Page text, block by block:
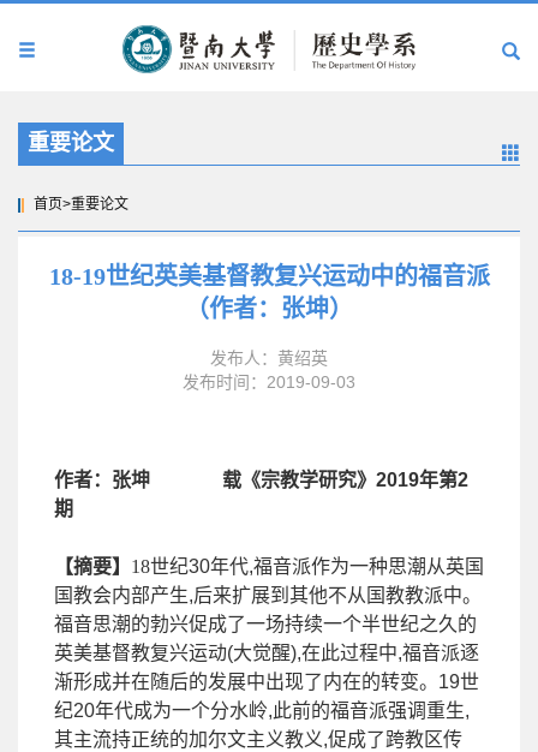
重要论文
首页>重要论文
18-19世纪英美基督教复兴运动中的福音派
（作者：张坤）
发布人：黄绍英
发布时间：2019-09-03
作者：张坤 载《宗教学研究》 2019年第2
期
【摘要】 18世纪30年代,福音派作为一种思潮从英国
国教会内部产生,后来扩展到其他不从国教教派中。
福音思潮的勃兴促成了一场持续一个半世纪之久的
英美基督教复兴运动(大觉醒),在此过程中,福音派逐
渐形成并在随后的发展中出现了内在的转变。 19世
纪20年代成为一个分水岭,此前的福音派强调重生,
其主流持正统的加尔文主义教义,促成了跨教区传